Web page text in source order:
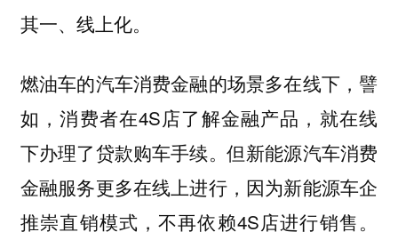
其一、线上化。
燃油车的汽车消费金融的场景多在线下，譬
如，消费者在4S店了解金融产品，就在线
下办理了贷款购车手续。但新能源汽车消费
金融服务更多在线上进行，因为新能源车企
推崇直销模式，不再依赖4S店进行销售。